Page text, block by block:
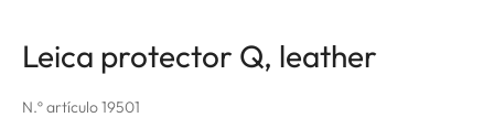
Leica protector Q, leather
N.º artículo 19501